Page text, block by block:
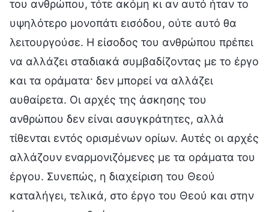
του ανθρώπου, τότε ακόμη κι αν αυτό ήταν το
υψηλότερο μονοπάτι εισόδου, ούτε αυτό θα
λειτουργούσε. Η είσοδος του ανθρώπου πρέπει
να αλλάζει σταδιακά συμβαδίζοντας με το έργο
και τα οράματα· δεν μπορεί να αλλάζει
αυθαίρετα. Οι αρχές της άσκησης του
ανθρώπου δεν είναι ασυγκράτητες, αλλά
τίθενται εντός ορισμένων ορίων. Αυτές οι αρχές
αλλάζουν εναρμονιζόμενες με τα οράματα του
έργου. Συνεπώς, η διαχείριση του Θεού
καταλήγει, τελικά, στο έργο του Θεού και στην